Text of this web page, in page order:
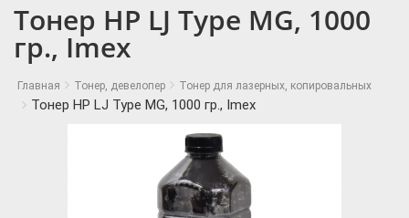
Тонер HP LJ Type MG, 1000
гр., Imex
Главная Тонер, девелопер Тонер для лазерных, копировальных
Тонер HP LJ Type MG, 1000 гр., Imex